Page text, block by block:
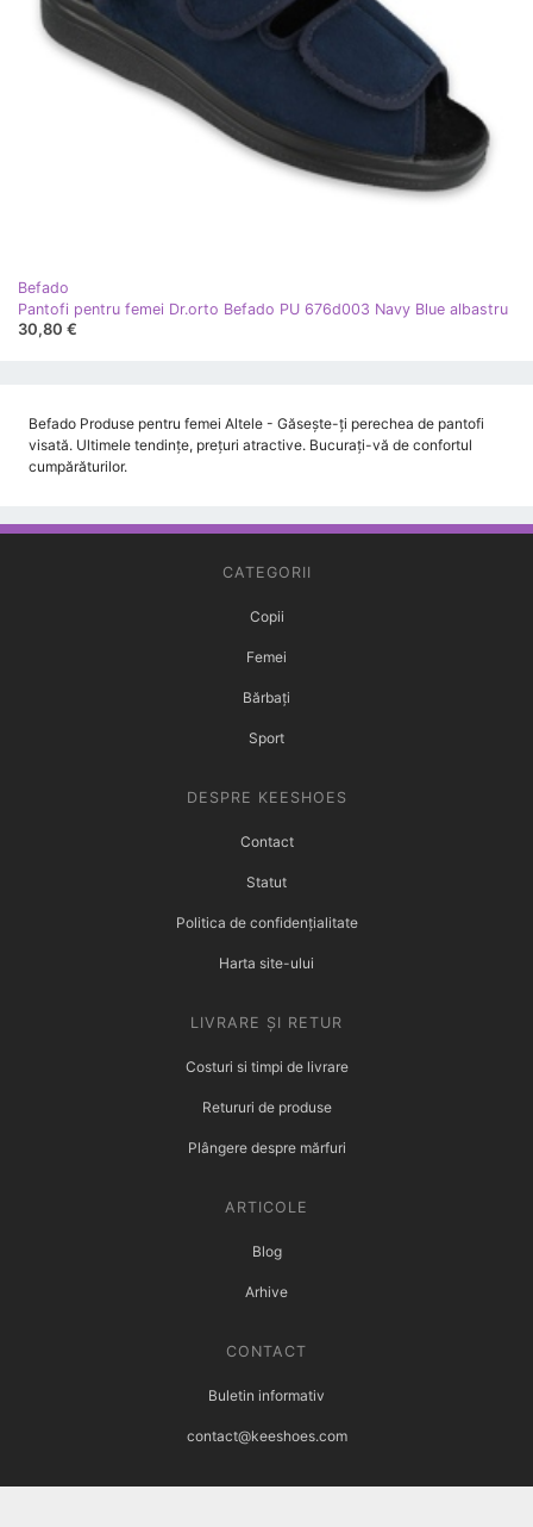
Befado
Pantofi pentru femei Dr.orto Befado PU 676d003 Navy Blue albastru
30,80 €
Befado Produse pentru femei Altele - Găsește-ți perechea de pantofi
visată. Ultimele tendințe, prețuri atractive. Bucurați-vă de confortul
cumpărăturilor.
CATEGORII
Copii
Femei
Bărbați
Sport
DESPRE KEESHOES
Contact
Statut
Politica de confidențialitate
Harta site-ului
LIVRARE ȘI RETUR
Costuri si timpi de livrare
Retururi de produse
Plângere despre mărfuri
ARTICOLE
Blog
Arhive
CONTACT
Buletin informativ
contact@keeshoes.com